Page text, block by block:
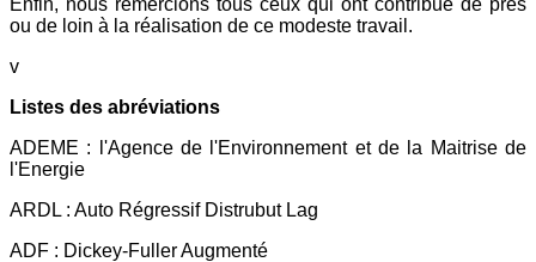
Enfin, nous remercions tous ceux qui ont contribué de près
ou de loin à la réalisation de ce modeste travail.
v
Listes des abréviations
ADEME : l'Agence de l'Environnement et de la Maitrise de
l'Energie
ARDL : Auto Régressif Distrubut Lag
ADF : Dickey-Fuller Augmenté